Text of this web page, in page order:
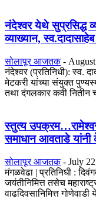
नंदेश्वर येथे सुप्रसिद्ध
व्याख्यान,
सोलापूर आजतक -
नंदेश्वर (प्रतिनिधी): स्व.
मेटकरी यांच्या संयुक्त
तथा दंगलकार कवी नितीन
स्तुत्य
समाधान आवताडे यांनी
सोलापूर आजतक - July
मंगळवेढा | प्रतिनिधी :
जयंतीनिमित्त तसेच
वाढदिवसानिमित्त